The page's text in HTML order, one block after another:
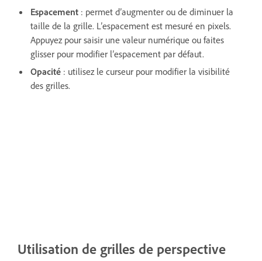
Espacement : permet d’augmenter ou de diminuer la
taille de la grille. L’espacement est mesuré en pixels.
Appuyez pour saisir une valeur numérique ou faites
glisser pour modifier l’espacement par défaut.
Opacité : utilisez le curseur pour modifier la visibilité
des grilles.
Utilisation de grilles de perspective